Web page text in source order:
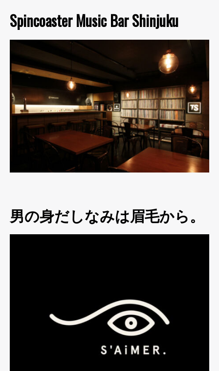
Spincoaster Music Bar Shinjuku
男の身だしなみは眉毛から。